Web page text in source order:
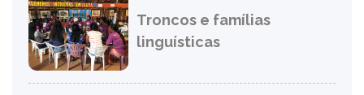
Troncos e famílias
linguísticas